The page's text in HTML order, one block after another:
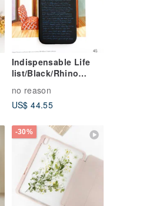
Indispensable Life
list/Black/Rhino
iPhone Case
no reason
US$ 44.55
-30%